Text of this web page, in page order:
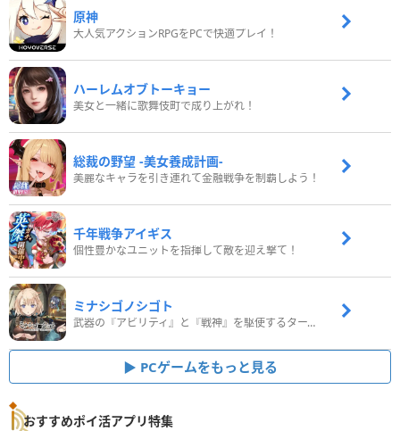
原神
大人気アクションRPGをPCで快適プレイ！
ハーレムオブトーキョー
美女と一緒に歌舞伎町で成り上がれ！
総裁の野望 -美女養成計画-
美麗なキャラを引き連れて金融戦争を制覇しよう！
千年戦争アイギス
個性豊かなユニットを指揮して敵を迎え撃て！
ミナシゴノシゴト
武器の『アビリティ』と『戦神』を駆使するターン制コマンドバトルRPG！
PCゲームをもっと見る
おすすめポイ活アプリ特集